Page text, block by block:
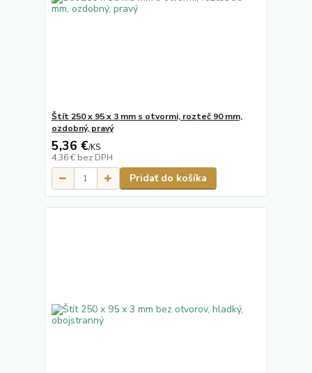
Štít 250 x 95 x 3 mm s otvormi, rozteč 90 mm,
ozdobný, pravý
5,36 €/KS
4,36 € bez DPH
Pridať do košíka